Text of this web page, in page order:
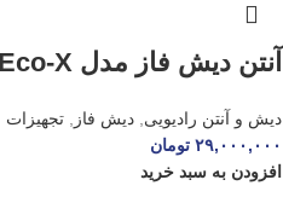
آنتن دیش فاز مدل ۳۰dBi-iso Eco-X
دیش و آنتن رادیویی, دیش فاز , تجهیزات
۲۹,۰۰۰,۰۰۰ تومان
افزودن به سبد خرید